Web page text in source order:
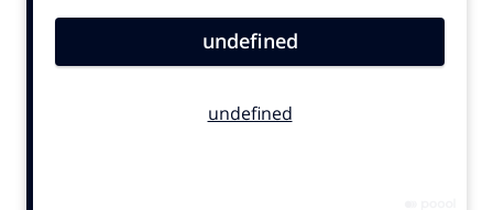
Campagnes